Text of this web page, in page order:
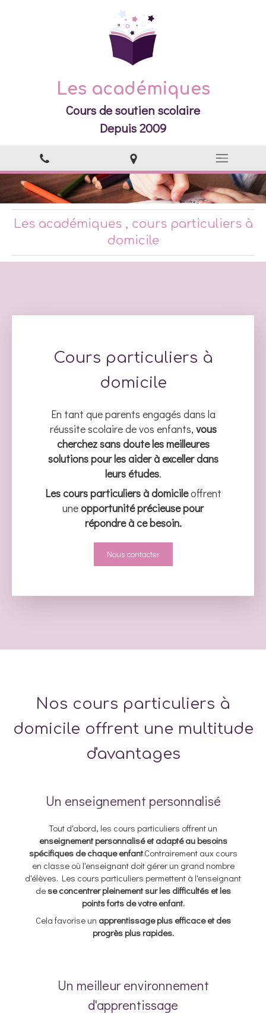
Les académiques
Cours de soutien scolaire
Depuis 2009
Les académiques , cours particuliers à
domicile
Cours particuliers à
domicile
En tant que parents engagés dans la
réussite scolaire de vos enfants, vous
cherchez sans doute les meilleures
solutions pour les aider à exceller dans
leurs études.
Les cours particuliers à domicileoffrent
uneopportunité précieuse pour
répondre à ce besoin.
Nous contacter
Nos cours particuliers à
domicile offrent une multitude
d'avantages
Un enseignement personnalisé
Tout d'abord, les cours particuliers offrent un
enseignement personnalisé et adapté au besoins
spécifiques de chaque enfant.Contrairement aux cours
en classe où l'enseignant doit gérer un grand nombre
d'élèves. Les cours particuliers permettent à l'enseignant
dese concentrer pleinement sur les difficultés et les
points forts de votre enfant.
Cela favorise un apprentissage plus efficace et des
progrès plus rapides.
Un meilleur environnement
d'apprentissage